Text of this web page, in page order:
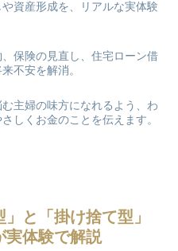
や資産形成を、リアルな実体験
、保険の見直し、住宅ローン借
不安を解消。
む主婦の味方になれるよう、わ
しくお金のことを伝えます。
と「掛け捨て型」
実体験で解説